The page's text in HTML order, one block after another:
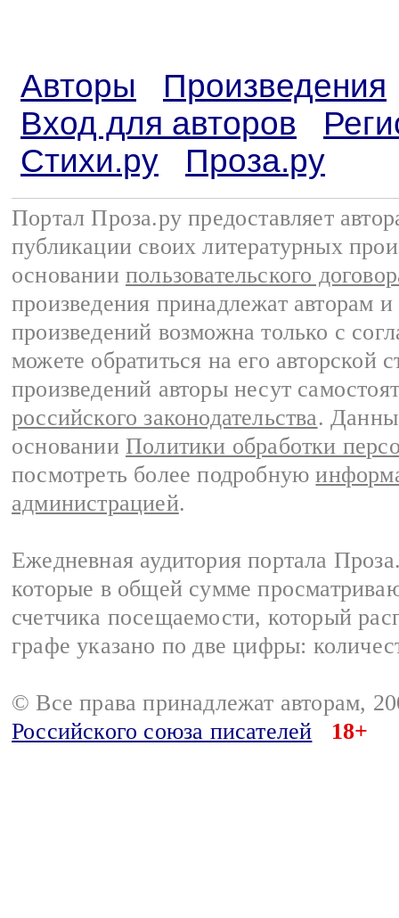
Авторы
Произведения
Вход для авторов
Стихи.ру
Проза.ру
Портал Проза.ру предоставляет
публикации своих литературных
основании пользовательского
произведения принадлежат авторам
произведений возможна только с
можете обратиться на его авторской
произведений авторы несут
российского законодательства.
основании Политики обработки
посмотреть более подробную
администрацией.
Ежедневная аудитория портала
которые в общей сумме
счетчика посещаемости, который
графе указано по две цифры:
© Все права принадлежат авторам,
Российского союза писателей
18+